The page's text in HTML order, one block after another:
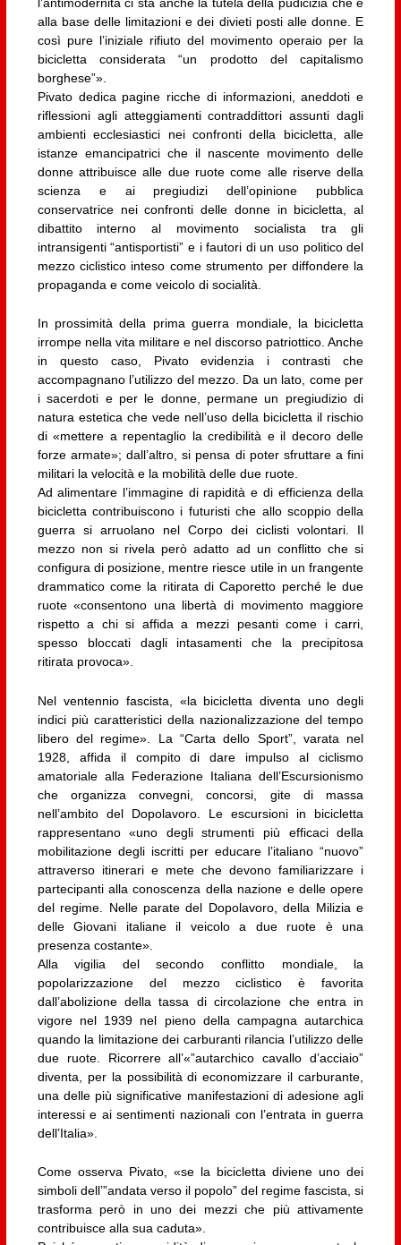
alla base delle limitazioni e dei divieti posti alle donne. E
così pure l’iniziale rifiuto del movimento operaio per la
bicicletta considerata “un prodotto del capitalismo
borghese”».
Pivato dedica pagine ricche di informazioni, aneddoti e
riflessioni agli atteggiamenti contraddittori assunti dagli
ambienti ecclesiastici nei confronti della bicicletta, alle
istanze emancipatrici che il nascente movimento delle
donne attribuisce alle due ruote come alle riserve della
scienza e ai pregiudizi dell’opinione pubblica
conservatrice nei confronti delle donne in bicicletta, al
dibattito interno al movimento socialista tra gli
intransigenti “antisportisti” e i fautori di un uso politico del
mezzo ciclistico inteso come strumento per diffondere la
propaganda e come veicolo di socialità.
In prossimità della prima guerra mondiale, la bicicletta
irrompe nella vita militare e nel discorso patriottico. Anche
in questo caso, Pivato evidenzia i contrasti che
accompagnano l’utilizzo del mezzo. Da un lato, come per
i sacerdoti e per le donne, permane un pregiudizio di
natura estetica che vede nell’uso della bicicletta il rischio
di «mettere a repentaglio la credibilità e il decoro delle
forze armate»; dall’altro, si pensa di poter sfruttare a fini
militari la velocità e la mobilità delle due ruote.
Ad alimentare l’immagine di rapidità e di efficienza della
bicicletta contribuiscono i futuristi che allo scoppio della
guerra si arruolano nel Corpo dei ciclisti volontari. Il
mezzo non si rivela però adatto ad un conflitto che si
configura di posizione, mentre riesce utile in un frangente
drammatico come la ritirata di Caporetto perché le due
ruote «consentono una libertà di movimento maggiore
rispetto a chi si affida a mezzi pesanti come i carri,
spesso bloccati dagli intasamenti che la precipitosa
ritirata provoca».
Nel ventennio fascista, «la bicicletta diventa uno degli
indici più caratteristici della nazionalizzazione del tempo
libero del regime». La “Carta dello Sport”, varata nel
1928, affida il compito di dare impulso al ciclismo
amatoriale alla Federazione Italiana dell’Escursionismo
che organizza convegni, concorsi, gite di massa
nell’ambito del Dopolavoro. Le escursioni in bicicletta
rappresentano «uno degli strumenti più efficaci della
mobilitazione degli iscritti per educare l’italiano “nuovo”
attraverso itinerari e mete che devono familiarizzare i
partecipanti alla conoscenza della nazione e delle opere
del regime. Nelle parate del Dopolavoro, della Milizia e
delle Giovani italiane il veicolo a due ruote è una
presenza costante».
Alla vigilia del secondo conflitto mondiale, la
popolarizzazione del mezzo ciclistico è favorita
dall’abolizione della tassa di circolazione che entra in
vigore nel 1939 nel pieno della campagna autarchica
quando la limitazione dei carburanti rilancia l’utilizzo delle
due ruote. Ricorrere all’«”autarchico cavallo d’acciaio”
diventa, per la possibilità di economizzare il carburante,
una delle più significative manifestazioni di adesione agli
interessi e ai sentimenti nazionali con l’entrata in guerra
dell’Italia».
Come osserva Pivato, «se la bicicletta diviene uno dei
simboli dell’”andata verso il popolo” del regime fascista, si
trasforma però in uno dei mezzi che più attivamente
contribuisce alla sua caduta».